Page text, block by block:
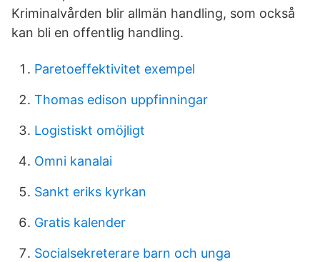
Kriminalvården blir allmän handling, som också
kan bli en offentlig handling.
Paretoeffektivitet exempel
Thomas edison uppfinningar
Logistiskt omöjligt
Omni kanalai
Sankt eriks kyrkan
Gratis kalender
Socialsekreterare barn och unga